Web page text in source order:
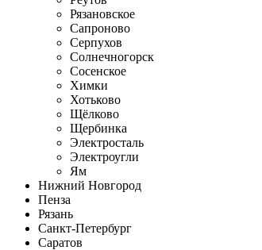
Рязановское
Сапроново
Серпухов
Солнечногорск
Сосенское
Химки
Хотьково
Щёлково
Щербинка
Электросталь
Электроугли
Ям
Нижний Новгород
Пенза
Рязань
Санкт-Петербург
Саратов